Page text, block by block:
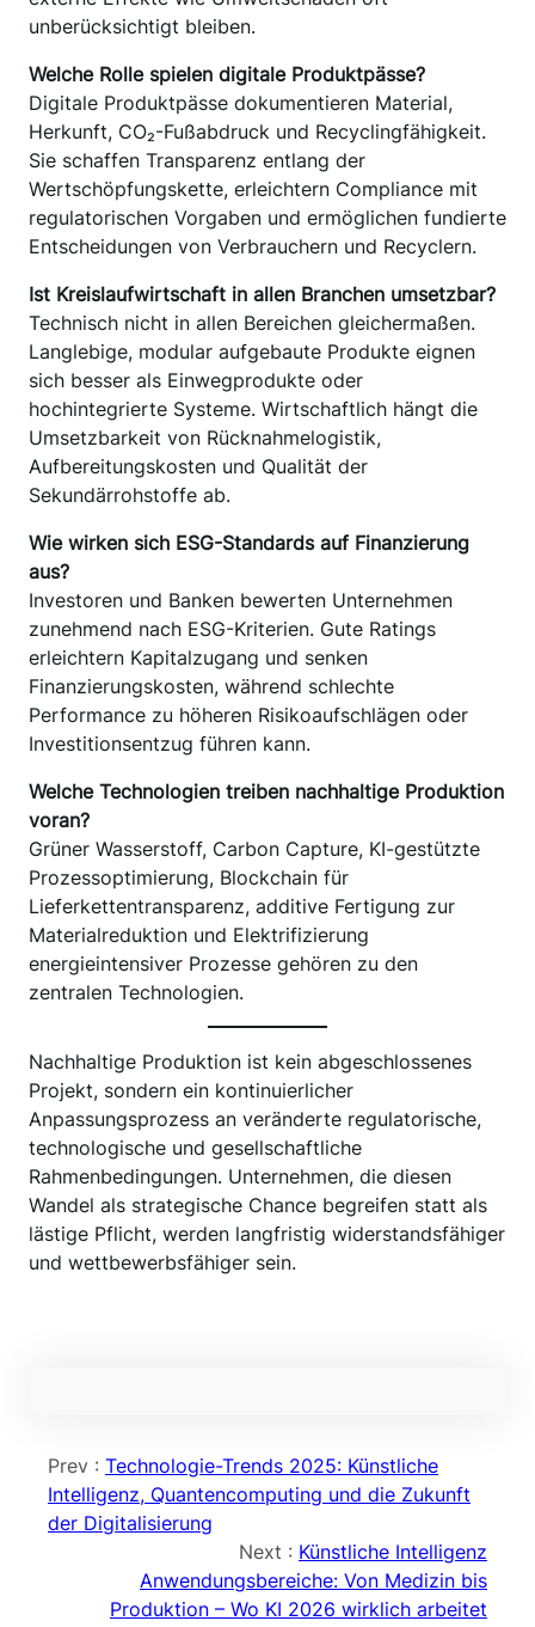
unberücksichtigt bleiben.
Welche Rolle spielen digitale Produktpässe?
Digitale Produktpässe dokumentieren Material,
Herkunft, CO₂-Fußabdruck und Recyclingfähigkeit.
Sie schaffen Transparenz entlang der
Wertschöpfungskette, erleichtern Compliance mit
regulatorischen Vorgaben und ermöglichen fundierte
Entscheidungen von Verbrauchern und Recyclern.
Ist Kreislaufwirtschaft in allen Branchen umsetzbar?
Technisch nicht in allen Bereichen gleichermaßen.
Langlebige, modular aufgebaute Produkte eignen
sich besser als Einwegprodukte oder
hochintegrierte Systeme. Wirtschaftlich hängt die
Umsetzbarkeit von Rücknahmelogistik,
Aufbereitungskosten und Qualität der
Sekundärrohstoffe ab.
Wie wirken sich ESG-Standards auf Finanzierung
aus?
Investoren und Banken bewerten Unternehmen
zunehmend nach ESG-Kriterien. Gute Ratings
erleichtern Kapitalzugang und senken
Finanzierungskosten, während schlechte
Performance zu höheren Risikoaufschlägen oder
Investitionsentzug führen kann.
Welche Technologien treiben nachhaltige Produktion
voran?
Grüner Wasserstoff, Carbon Capture, KI-gestützte
Prozessoptimierung, Blockchain für
Lieferkettentransparenz, additive Fertigung zur
Materialreduktion und Elektrifizierung
energieintensiver Prozesse gehören zu den
zentralen Technologien.
Nachhaltige Produktion ist kein abgeschlossenes
Projekt, sondern ein kontinuierlicher
Anpassungsprozess an veränderte regulatorische,
technologische und gesellschaftliche
Rahmenbedingungen. Unternehmen, die diesen
Wandel als strategische Chance begreifen statt als
lästige Pflicht, werden langfristig widerstandsfähiger
und wettbewerbsfähiger sein.
Prev : Technologie-Trends 2025: Künstliche
Intelligenz, Quantencomputing und die Zukunft
der Digitalisierung
Next : Künstliche Intelligenz
Anwendungsbereiche: Von Medizin bis
Produktion – Wo KI 2026 wirklich arbeitet